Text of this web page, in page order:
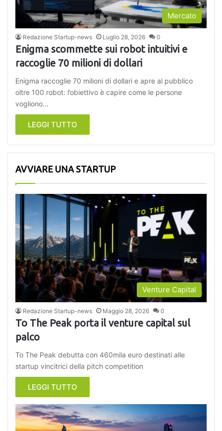
Mercato
Redazione Startup-news Luglio 28, 2026 0
Enigma scommette sui robot intuitivi e
raccoglie 70 milioni di dollari
Enigma raccoglie 70 milioni di dollari e apre al pubblico
oltre 100 robot: l’obiettivo è capire come le persone
vogliono…
LEGGI TUTTO
AVVIARE UNA STARTUP
Venture Capital
Redazione Startup-news Maggio 28, 2026 0
To The Peak porta il venture capital sul
palco
To The Peak debutta con 460mila euro destinati alle
startup vincitrici della pitch competition
LEGGI TUTTO